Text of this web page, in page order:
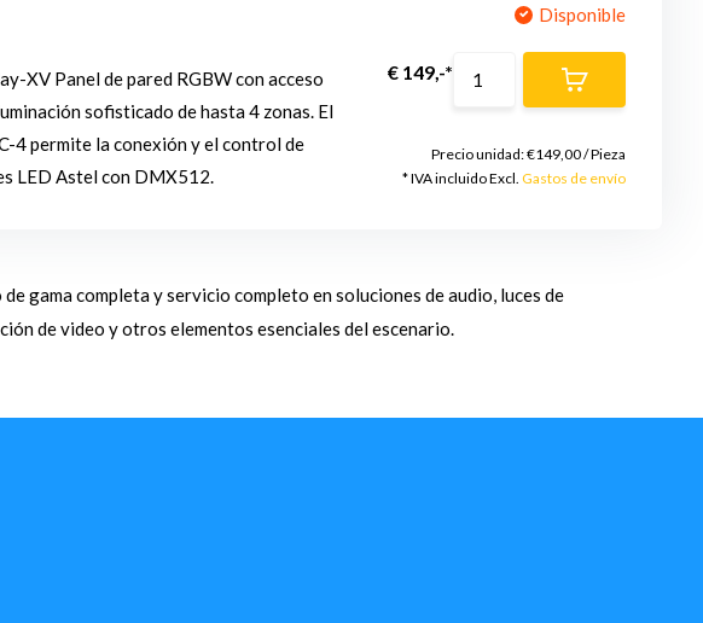
XV Panel de pared RGBW con acceso
sofisticado de hasta 4 zonas. El
4 permite la conexión y el control de
LED Astel con DMX512.
Disponible
€ 149,-*
Precio unidad:€149,00/Pieza
* IVA incluido Excl.Gastos de envío
gama completa y servicio completo en soluciones de audio, luces de
de video y otros elementos esenciales del escenario.